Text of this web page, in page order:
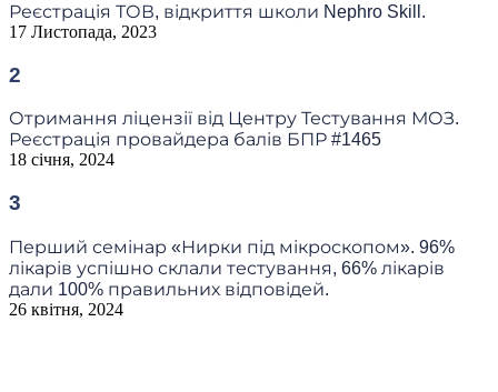
Реєстрація ТОВ, відкриття школи Nephro Skill.
17 Листопада, 2023
2
Отримання ліцензії від Центру Тестування МОЗ.
Реєстрація провайдера балів БПР #1465
18 січня, 2024
3
Перший семінар «Нирки під мікроскопом». 96%
лікарів успішно склали тестування, 66% лікарів
дали 100% правильних відповідей.
26 квітня, 2024